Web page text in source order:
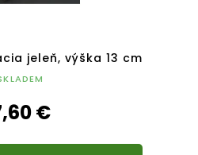
jeleň, výška 13 cm
€